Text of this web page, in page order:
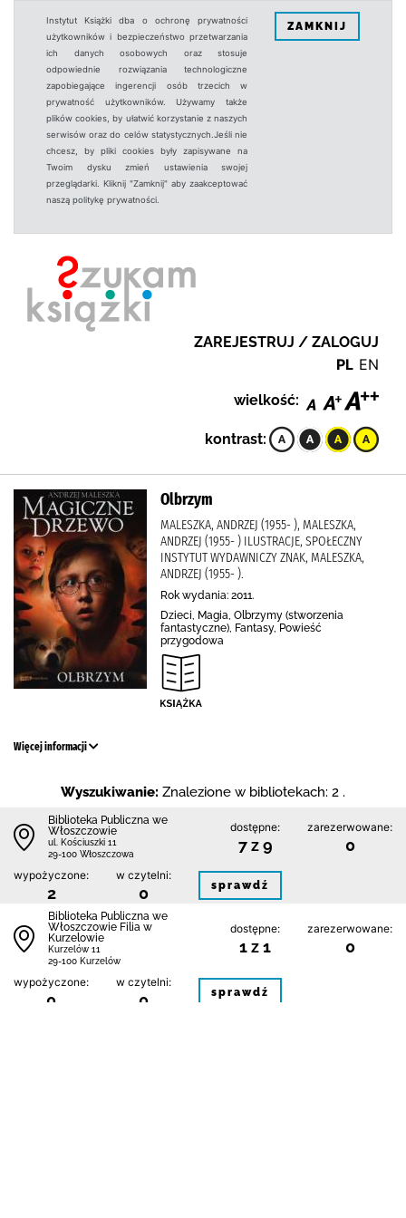
Instytut Książki dba o ochronę prywatności
użytkowników i bezpieczeństwo przetwarzania
ich danych osobowych oraz stosuje
odpowiednie rozwiązania technologiczne
zapobiegające ingerencji osób trzecich w
prywatność użytkowników. Używamy także
plików cookies, by ułatwić korzystanie z naszych
serwisów oraz do celów statystycznych.Jeśli nie
chcesz, by pliki cookies były zapisywane na
Twoim dysku zmień ustawienia swojej
przeglądarki. Kliknij "Zamknij" aby zaakceptować
naszą politykę prywatności.
ZAMKNIJ
ZAREJESTRUJ / ZALOGUJ
PL EN
wielkość:
kontrast:
Olbrzym
MALESZKA, ANDRZEJ (1955- ), MALESZKA,
ANDRZEJ (1955- ) ILUSTRACJE, SPOŁECZNY
INSTYTUT WYDAWNICZY ZNAK, MALESZKA,
ANDRZEJ (1955- ).
Rok wydania: 2011.
Dzieci, Magia, Olbrzymy (stworzenia
fantastyczne), Fantasy, Powieść
przygodowa
Więcej informacji
Wyszukiwanie: Znalezione w bibliotekach: 2 .
Biblioteka Publiczna we
Włoszczowie
ul. Kościuszki 11
29-100 Włoszczowa
dostępne:
7 z 9
zarezerwowane:
0
wypożyczone:
2
w czytelni:
0 sprawdź
Biblioteka Publiczna we
Włoszczowie Filia w
Kurzelowie
Kurzelów 11
29-100 Kurzelów
dostępne:
1 z 1
zarezerwowane:
0
wypożyczone:
0
w czytelni:
0 sprawdź